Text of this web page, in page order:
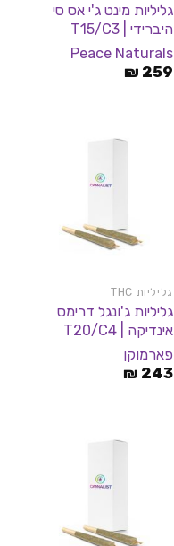
גליליות מינט ג'י אס סי
היברידי | T15/C3
Peace Naturals
259
₪
גליליות THC
גליליות ג'ונגל דרימס
אינדיקה | T20/C4
פארמוקן
243
₪